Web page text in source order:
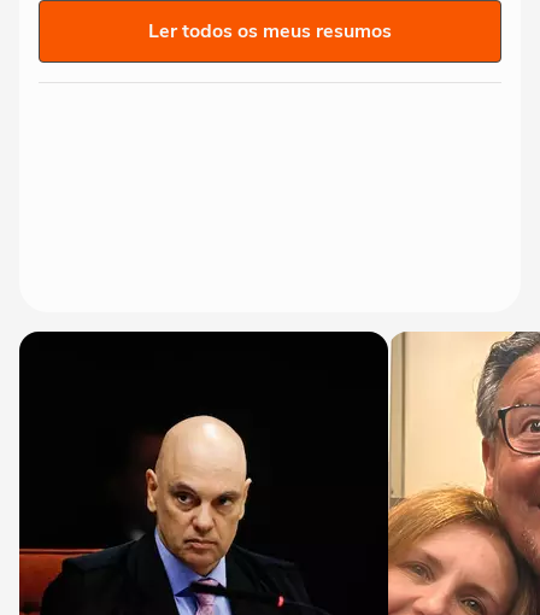
Ler todos os meus resumos